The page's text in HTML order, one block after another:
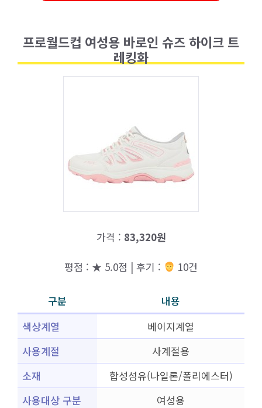
프로월드컵 여성용 바로인 슈즈 하이크 트
레킹화
가격 : 83,320원
평점 : ★ 5.0점 | 후기 : 10건
구분
내용
색상계열
베이지계열
사용계절
사계절용
소재
합성섬유(나일론/폴리에스터)
사용대상 구분
여성용